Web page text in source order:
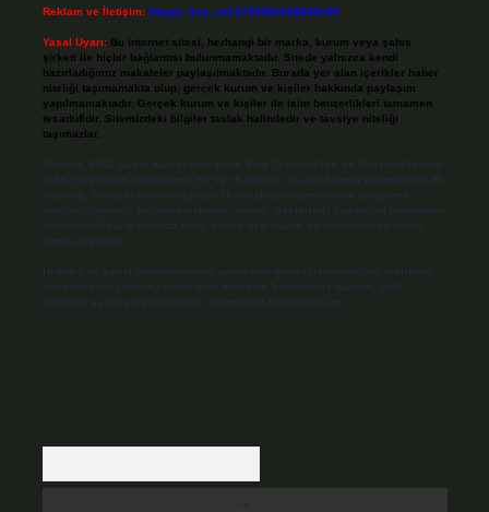
Reklam ve İletişim: Skype: live:.cid.575569c608265c69
Yasal Uyarı: Bu internet sitesi, herhangi bir marka, kurum veya şahıs
şirketi ile hiçbir bağlantısı bulunmamaktadır. Sitede yalnızca kendi
hazırladığımız makaleler paylaşılmaktadır. Burada yer alan içerikler haber
niteliği taşımamakta olup, gerçek kurum ve kişiler hakkında paylaşım
yapılmamaktadır. Gerçek kurum ve kişiler ile isim benzerlikleri tamamen
tesadüfidir. Sitemizdeki bilgiler taslak halindedir ve tavsiye niteliği
taşımazlar.
Sitemiz, 5651 Sayılı Kanun gereğince Bilgi Teknolojileri ve İletişim Kurumu
(BTK) tarafından onaylanmış bir Yer Sağlayıcı olarak hizmet vermektedir. Bu
nedenle, sitedeki içerikleri proaktif olarak denetleme veya araştırma
yükümlülüğümüz bulunmamaktadır. Ancak, üyelerimiz yazdıkları içeriklerin
sorumluluğunu taşımakta olup, siteye üye olarak bu sorumluluğu kabul
etmiş sayılırlar.
Hukuka ve yasal düzenlemelere aykırı olduğunu düşündüğünüz içerikleri,
backlinkpanelicomtr@gmail.com adresine bildirmeniz halinde, ilgili
içerikler yasal süre içerisinde sitemizden kaldırılacaktır.